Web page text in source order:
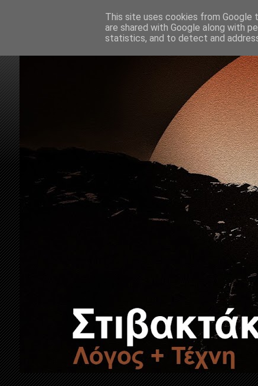
This site uses cookies from Google
are shared with Google along with
statistics, and to detect and